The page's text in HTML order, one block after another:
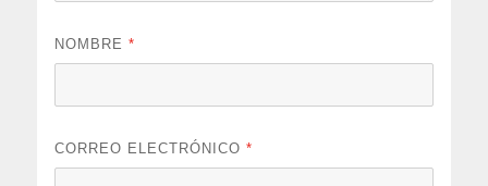
NOMBRE*
CORREO ELECTRÓNICO*